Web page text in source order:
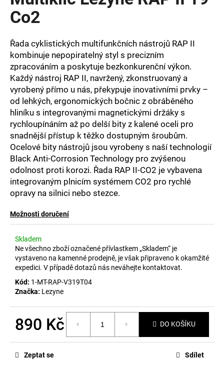
0,0
z
hvězdiček.
Co2
Řada cyklistických multifunkčních nástrojů RAP II
kombinuje nepopiratelný styl s precizním
zpracováním a poskytuje bezkonkurenční výkon.
Každý nástroj RAP II, navržený, zkonstruovaný a
vyrobený přímo u nás, překypuje inovativními prvky –
od lehkých, ergonomických bočnic z obráběného
hliníku s integrovanými magnetickými držáky s
rychloupínáním až po delší bity z kalené oceli pro
snadnější přístup k těžko dostupným šroubům.
Ocelové bity nástrojů jsou vyrobeny s naší technologií
Black Anti-Corrosion Technology pro zvýšenou
odolnost proti korozi. Řada RAP II-CO2 je vybavena
integrovaným plnicím systémem CO2 pro rychlé
opravy na silnici nebo stezce.
Možnosti doručení
Skladem
Ne všechno zboží označené přívlastkem „Skladem“ je
vystaveno na kamenné prodejně, je však připraveno k okamžité
expedici. V případě dotazů nás neváhejte kontaktovat.
Kód: 1-MT-RAP-V319T04
Značka: Lezyne
890 Kč DO KOŠÍKU
Zeptat se Sdílet
a
j
í
t
?
HLEDAT
D
o
p
o
u
č
e
m
e